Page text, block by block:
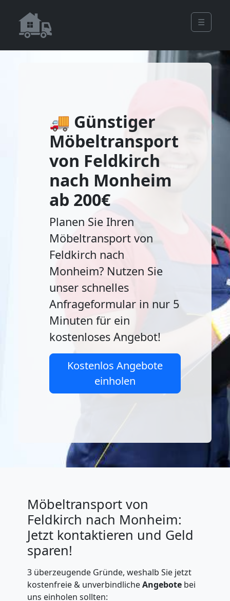
☰
🚚 Günstiger
Möbeltransport
von Feldkirch
nach Monheim
ab 200€
Planen Sie Ihren
Möbeltransport von
Feldkirch nach
Monheim? Nutzen Sie
unser schnelles
Anfrageformular in nur 5
Minuten für ein
kostenloses Angebot!
Kostenlos Angebote
einholen
Möbeltransport von
Feldkirch nach Monheim:
Jetzt kontaktieren und Geld
sparen!
3 überzeugende Gründe, weshalb Sie jetzt
kostenfreie & unverbindlicheAngebote bei
uns einholen sollten: